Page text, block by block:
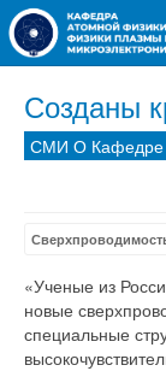
Созданы
СМИ О Кафедре
«Ученые из
новые
специальные